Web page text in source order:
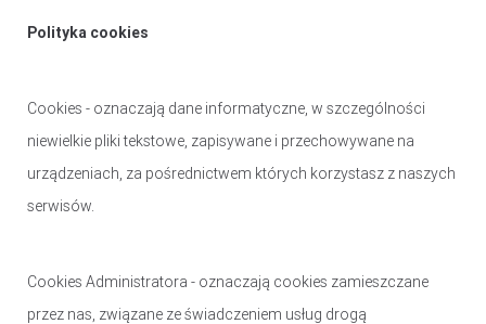
Polityka cookies
Cookies - oznaczają dane informatyczne, w szczególności
niewielkie pliki tekstowe, zapisywane i przechowywane na
urządzeniach, za pośrednictwem których korzystasz z naszych
serwisów.
Cookies Administratora - oznaczają cookies zamieszczane
przez nas, związane ze świadczeniem usług drogą